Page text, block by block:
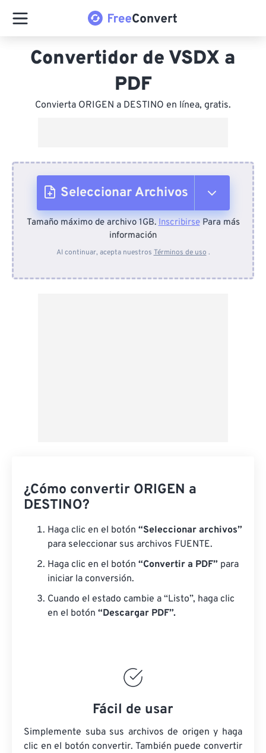
Convertidor de VSDX a
PDF
Convierta ORIGEN a DESTINO en línea, gratis.
Seleccionar Archivos
Desde el dispositivo
Tamaño máximo de archivo 1GB.InscribirsePara más
información
Al continuar, acepta nuestros Términos de uso .
¿Cómo convertir ORIGEN a
DESTINO?
Haga clic en el botón “Seleccionar archivos”
para seleccionar sus archivos FUENTE.
Haga clic en el botón “Convertir a PDF” para
iniciar la conversión.
Cuando el estado cambie a “Listo”, haga clic
en el botón “Descargar PDF”.
Fácil de usar
Simplemente suba sus archivos de origen y haga
clic en el botón convertir. También puede convertir